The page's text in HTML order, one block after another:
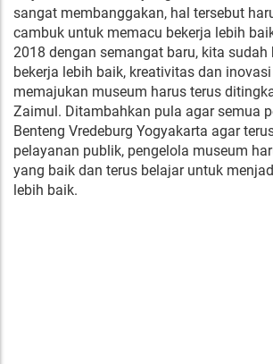
sangat membanggakan, hal tersebut
cambuk untuk memacu bekerja lebih
2018 dengan semangat baru, kita
bekerja lebih baik, kreativitas dan
memajukan museum harus terus
Zaimul. Ditambahkan pula agar semua
Benteng Vredeburg Yogyakarta agar
pelayanan publik, pengelola museum
yang baik dan terus belajar untuk
lebih baik.